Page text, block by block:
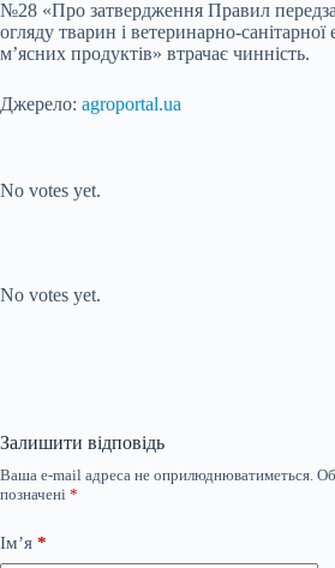
№28 «Про затвердження Правил
огляду тварин і ветеринарно-санітарної
м’ясних продуктів» втрачає чинність.
Джерело: agroportal.ua
No votes yet.
No votes yet.
Залишити відповідь
Ваша e-mail адреса не оприлюднюватиметься.
позначені *
Ім’я *